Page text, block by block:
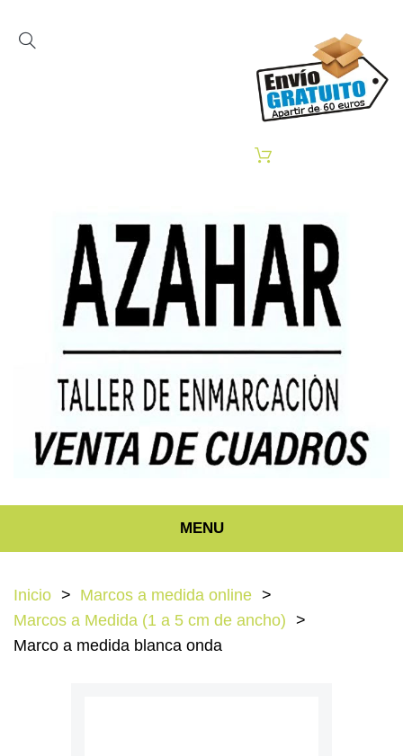
MENU
Inicio
Marcos a medida online
Marcos a Medida (1 a 5 cm de ancho)
Marco a medida blanca onda